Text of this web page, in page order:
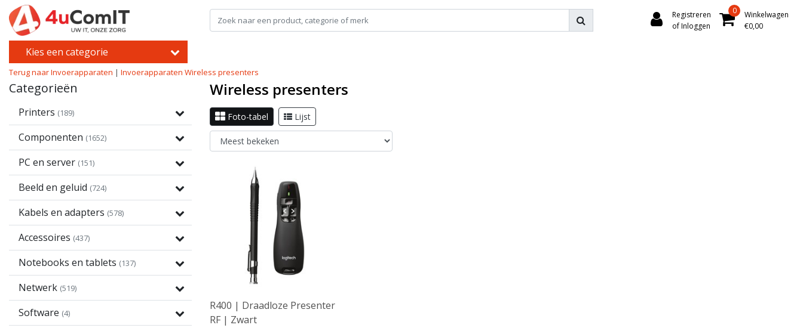
Registreren
of Inloggen
0
Winkelwagen
€0,00
Kies een categorie
Terug naar Invoerapparaten | Invoerapparaten Wireless presenters
Categorieën
Printers (189)
Componenten (1652)
PC en server (151)
Beeld en geluid (724)
Kabels en adapters (578)
Accessoires (437)
Notebooks en tablets (137)
Netwerk (519)
Software (4)
Wireless presenters
Foto-tabel Lijst
R400 | Draadloze Presenter
RF | Zwart